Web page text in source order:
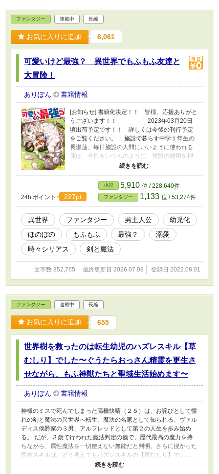
ファンタジー 連載中 長編
お気に入りに追加 6,061
可愛いけど最強？ 異世界でもふもふ友達と
大冒険！
ありぽん 書籍情報
[お知らせ] 書籍化決定！！ 皆様、応援ありがと
うございます！！ 2023年03月20日
頃出荷予定です！！ 詳しくは今後の刊行予定
をご覧ください。 施設で暮らす中学１年生の
長瀬蓮。毎日施設の人間にいいように使われる
蓮は、今日もいつものように、施設の雑用を押
し付けられ。ようやく自分の部屋へ戻った時に
へ戻り、宿題をやる前に少し休みたいと、ベッ
ドに倒れ込んだ瞬間それは起こった。 強い光
が蓮を包み込み、あまりの強い光に目をつぶる
蓮。ようやく光が止んできたのが分かりそっと
目を開けると…。そこは今まで蓮が居た自分の
部屋ではなく、木々が生い茂る場所で。しかも
何か体に違和感をおぼえ。 これは蓮が神様の
手違いにより異世界に飛ばされ、そこで沢山の
友達(もふもふ)と出会い、幸せに暮らす物語。
ＨＯＴランキングに載せていただきました。皆
様ありがとうございます！！ お気に入り登録
2500ありがとうございます！！
24h.ポイント 227pt
小説 5,910 位 / 228,640件
ファンタジー 1,133 位 / 53,274件
異世界 ファンタジー 男主人公
幼児化
ほのぼの
もふもふ 最強？
溺愛
時々シリアス
剣と魔法
文字数 852,765 最終更新日 2026.07.08 登録日 2022.08.01
ファンタジー 連載中 長編
お気に入りに追加 655
世界樹を救ったのは転生幼児のハズレスキル【草
むしり】でした〜ぐうたらおっさん精霊を更生さ
せながら、もふ神獣たちと聖域生活始めます〜
ありぽん 書籍情報
神様のミスで死んでしまった高橋快晴（２５）は、お詫びとして憧
れの剣と魔法の異世界へ転生。魔法の名家として知られる、ヴァル
ディス侯爵家の３男、アルフレッドとして第２の人生を歩み始め
る。 だが、３歳で行われた魔法判定の儀で、歴代最高の魔力を持
ちながら、属性魔法を一切使えない無能だと判明。さらに授かった
固有スキルは、どう考えてもハズレスキルの【草むしり】で……。
そのため、実力至上主義の侯爵家では、アルフレッドが人々の目に
留まることを恐れ、事故に見せかけて処分することを決定。『呪わ